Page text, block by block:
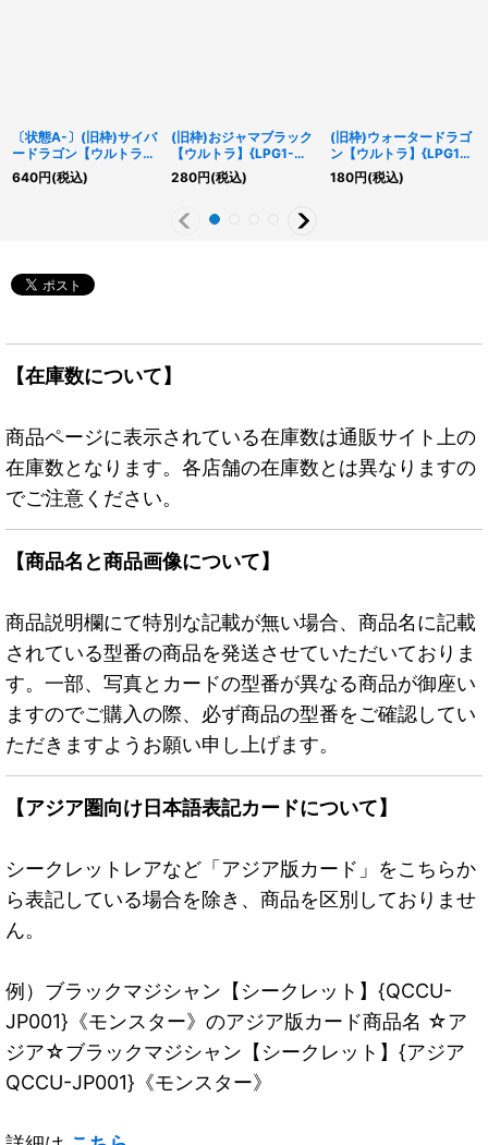
〔状態A-〕(旧枠)サイバ
ードラゴン【ウルトラ】
{LPG1-JP033}《モンス
ター》
640円(税込)
(旧枠)おジャマブラック
【ウルトラ】{LPG1-
JP023}《モンスター》
280円(税込)
(旧枠)ウォータードラゴ
ン【ウルトラ】{LPG1-
JP039}《モンスター》
180円(税込)
【在庫数について】
商品ページに表示されている在庫数は通販サイト上の
在庫数となります。各店舗の在庫数とは異なりますの
でご注意ください。
【商品名と商品画像について】
商品説明欄にて特別な記載が無い場合、商品名に記載
されている型番の商品を発送させていただいておりま
す。一部、写真とカードの型番が異なる商品が御座い
ますのでご購入の際、必ず商品の型番をご確認してい
ただきますようお願い申し上げます。
【アジア圏向け日本語表記カードについて】
シークレットレアなど「アジア版カード」をこちらか
ら表記している場合を除き、商品を区別しておりませ
ん。
例）ブラックマジシャン【シークレット】{QCCU-
JP001}《モンスター》のアジア版カード商品名 ☆ア
ジア☆ブラックマジシャン【シークレット】{アジア
QCCU-JP001}《モンスター》